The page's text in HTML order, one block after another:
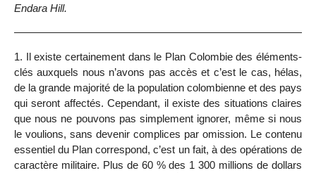
Endara Hill.
1. Il existe certainement dans le Plan Colombie des éléments-
clés auxquels nous n’avons pas accès et c’est le cas, hélas,
de la grande majorité de la population colombienne et des pays
qui seront affectés. Cependant, il existe des situations claires
que nous ne pouvons pas simplement ignorer, même si nous
le voulions, sans devenir complices par omission. Le contenu
essentiel du Plan correspond, c’est un fait, à des opérations de
caractère militaire. Plus de 60 % des 1 300 millions de dollars